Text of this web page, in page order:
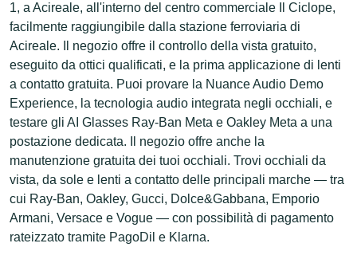
1, a Acireale, all'interno del centro commerciale Il Ciclope,
facilmente raggiungibile dalla stazione ferroviaria di
Acireale. Il negozio offre il controllo della vista gratuito,
eseguito da ottici qualificati, e la prima applicazione di lenti
a contatto gratuita. Puoi provare la Nuance Audio Demo
Experience, la tecnologia audio integrata negli occhiali, e
testare gli AI Glasses Ray-Ban Meta e Oakley Meta a una
postazione dedicata. Il negozio offre anche la
manutenzione gratuita dei tuoi occhiali. Trovi occhiali da
vista, da sole e lenti a contatto delle principali marche — tra
cui Ray-Ban, Oakley, Gucci, Dolce&Gabbana, Emporio
Armani, Versace e Vogue — con possibilità di pagamento
rateizzato tramite PagoDil e Klarna.